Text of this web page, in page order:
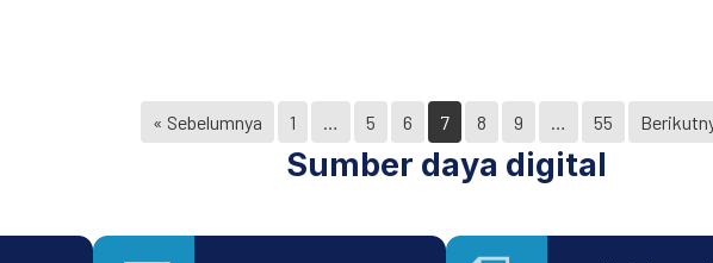
« Sebelumnya 1 … 5 6 7 8 9 … 55
Sumber daya digital